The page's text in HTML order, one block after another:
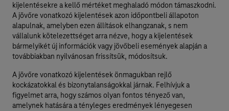
kijelentésekre a kellő mértéket meghaladó módon támaszkodni.
A jövőre vonatkozó kijelentések azon időpontbeli állapoton
alapulnak, amelyben ezen állítások elhangzanak, s nem
vállalunk kötelezettséget arra nézve, hogy a kijelentések
bármelyikét új információk vagy jövőbeli események alapján a
továbbiakban nyilvánosan frissítsük, módosítsuk.
A jövőre vonatkozó kijelentések önmagukban rejlő
kockázatokkal és bizonytalanságokkal járnak. Felhívjuk a
figyelmet arra, hogy számos olyan fontos tényező van,
amelynek hatására a tényleges eredmények lényegesen